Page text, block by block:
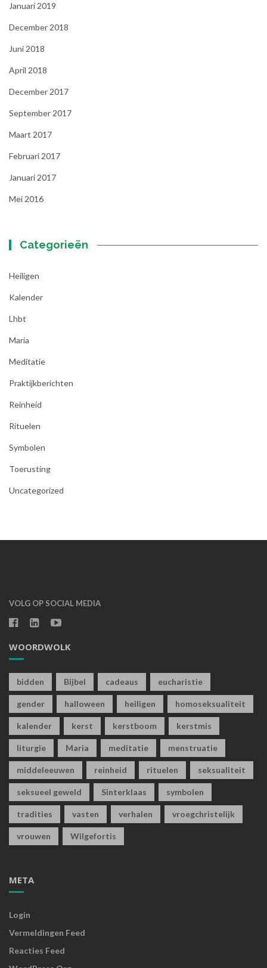
Januari 2019
December 2018
Juni 2018
April 2018
December 2017
September 2017
Maart 2017
Februari 2017
Januari 2017
Mei 2016
Categorieën
Heiligen
Kalender
Lhbt
Maria
Meditatie
Praktijkberichten
Reinheid
Rituelen
Symbolen
Toerusting
Uncategorized
VOLG OP SOCIAL MEDIA
WOORDWOLK
bidden Bijbel cadeaus eucharistie
gender halloween heiligen homoseksualiteit
kalender kerst kerstboom kerstmis
liturgie Maria meditatie menstruatie
middeleeuwen reinheid rituelen seksualiteit
seksueel geweld Sinterklaas symbolen
tradities vasten verhalen vroegchristelijk
vrouwen Wilgefortis
META
Login
Vermeldingen Feed
Reacties Feed